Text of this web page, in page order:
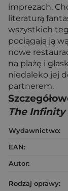
imprezach.
literaturą
wszystkich
pociągają ją
nowe
na plażę i
niedaleko jej
partnerem.
The Infinity
Wydawnictwo:
EAN:
Autor:
Rodzaj oprawy: